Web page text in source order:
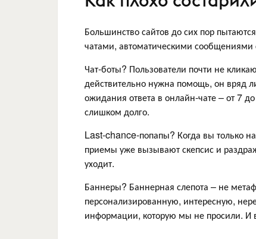
Большинство сайтов до сих пор
чатами, автоматическими
Чат-боты? Пользователи почти не
действительно нужна помощь, он вряд
ожидания ответа в онлайн-чате – от 7
слишком долго.
Last-chance-попапы? Когда вы только
приемы уже вызывают скепсис и
уходит.
Баннеры? Баннерная слепота – не
персонализированную, интересную,
информации, которую мы не просили. И